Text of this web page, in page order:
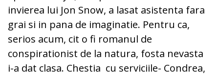
invierea lui Jon Snow, a lasat asistenta fara
grai si in pana de imaginatie. Pentru ca,
serios acum, cit o fi romanul de
conspirationist de la natura, fosta nevasta
i-a dat clasa. Chestia cu serviciile- Condrea,